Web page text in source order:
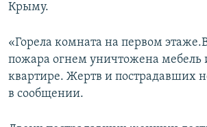
Крыму.
«Горела комната на первом этаже.В
пожара огнем уничтожена мебель
квартире. Жертв и пострадавших
в сообщении.